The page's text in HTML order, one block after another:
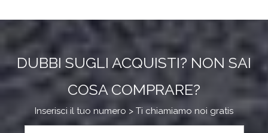
DUBBI SUGLI ACQUISTI? NON SAI
COSA COMPRARE?
Inserisci il tuo numero > Ti chiamiamo noi gratis